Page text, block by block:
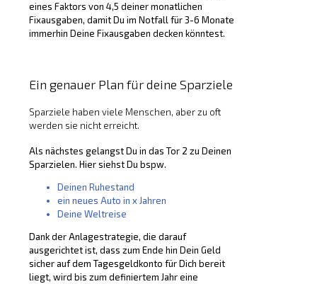
eines Faktors von 4,5 deiner monatlichen
Fixausgaben, damit Du im Notfall für 3-6 Monate
immerhin Deine Fixausgaben decken könntest.
Ein genauer Plan für deine Sparziele
Sparziele haben viele Menschen, aber zu oft
werden sie nicht erreicht.
Als nächstes gelangst Du in das Tor 2 zu Deinen
Sparzielen. Hier siehst Du bspw.
Deinen Ruhestand
ein neues Auto in x Jahren
Deine Weltreise
Dank der Anlagestrategie, die darauf
ausgerichtet ist, dass zum Ende hin Dein Geld
sicher auf dem Tagesgeldkonto für Dich bereit
liegt, wird bis zum definiertem Jahr eine